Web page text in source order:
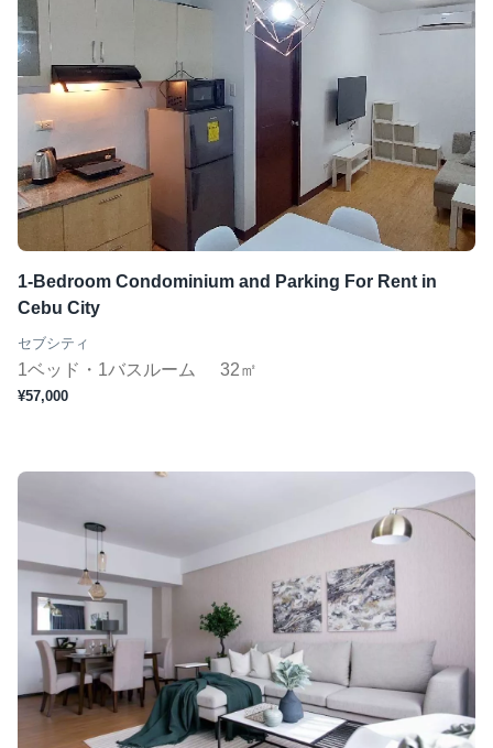
1-Bedroom Condominium and Parking For Rent in
Cebu City
セブシティ
1ベッド・1バスルーム 32㎡
¥57,000